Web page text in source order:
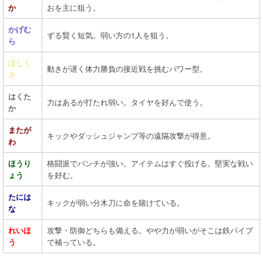
か
おを主に狙う。
かげむ
ら
ずる賢く短気。弱い方の1人を狙う。
ほしく
さ
動きが遅く体力勝負の接近戦を挑むパワー型。
はくた
か
力はあるが打たれ弱い。タイヤを好んで使う。
またが
わ
キックやダッシュジャンプ等の遠隔攻撃が得意。
ほうり
ょう
格闘派でパンチが強い。アイテムはすぐ投げる。堅実な戦い
を好む。
たには
な
キックが弱い分木刀に命を賭けている。
れいほ
う
攻撃・防御どちらも備える。やや力が弱いがそこは鉄パイプ
で補っている。